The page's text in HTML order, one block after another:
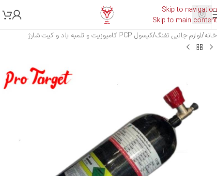
Skip to navigation
Skip to main content
خانه/لوازم جانبی تفنگ/کپسول PCP کامپوزیت و تلمبه باد و کیت شارژ